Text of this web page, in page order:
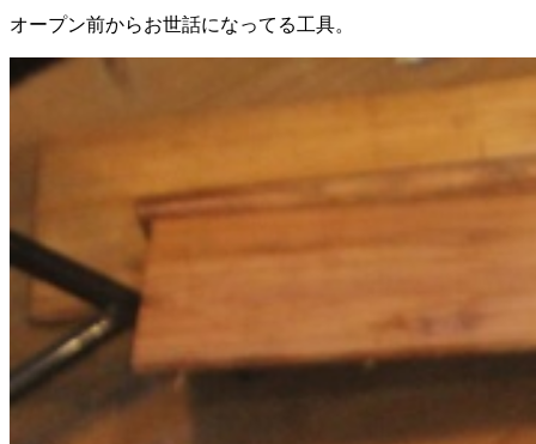
オープン前からお世話になってる工具。